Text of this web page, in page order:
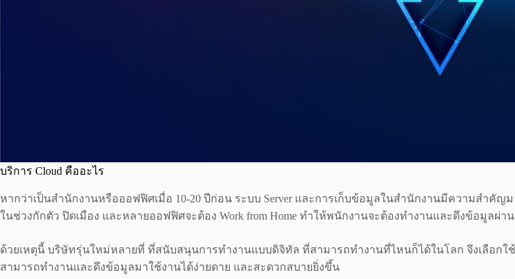
บริการ Cloud คืออะไร
หากว่าเป็นสำนักงานหรือออฟฟิศเมื่อ 10-20 ปีก่อน ระบบ Server และการเก็บข้อมูลในสำนักงานมีความสำคั
ในช่วงกักตัว ปิดเมือง และหลายออฟฟิศจะต้อง Work from Home ทำให้พนักงานจะต้องทำงานและดึงข้อมูลผ่าน
ด้วยเหตุนี้ บริษัทรุ่นใหม่หลายที่ ที่สนับสนุนการทำงานแบบดิจิทัล ที่สามารถทำงานที่ไหนก็ได้ในโลก จึงเลือกใ
สามารถทำงานและดึงข้อมูลมาใช้งานได้ง่ายดาย และสะดวกสบายยิ่งขึ้น